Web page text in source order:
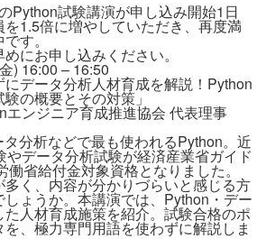
Python試験講演が申し込み開始1日
1.5倍に増やしていただき、再度満
す。
にお申し込みください。
) 16:00 – 16:50
にデータ分析人材育成を解説！Python
の概要とその対策」
エンジニア育成推進協会 代表理事
分析などで最も使われるPython。近
データ分析試験が経済産業省ガイド
働省給付金対象資格となりました。
多く、内容が分かりづらいと感じる方
しょうか。本講演では、Python・デー
人材育成施策を紹介。試験合格のポ
、極力専門用語を使わずに解説しま